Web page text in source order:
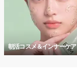
朝活コスメ＆インナーケア